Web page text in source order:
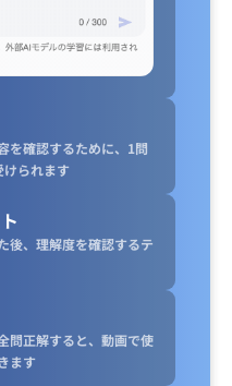
を確認するために、1問
けられます
後、理解度を確認するテ
問正解すると、動画で使
ます